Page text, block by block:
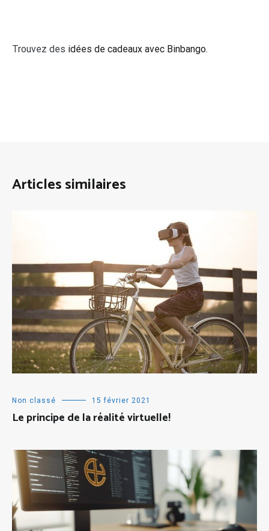
Trouvez des idées de cadeaux avec Binbango.
Articles similaires
Non classé 15 février 2021
Le principe de la réalité virtuelle!